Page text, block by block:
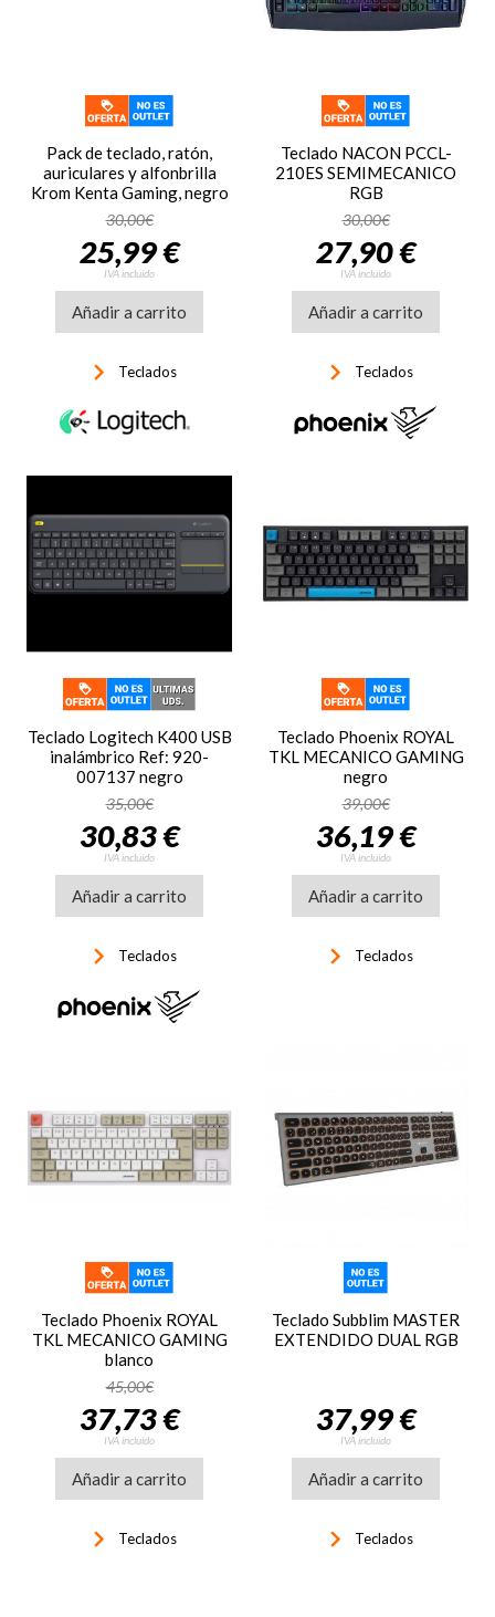
Pack de teclado, ratón,
auriculares y alfonbrilla
Krom Kenta Gaming, negro
30,00€
25,99 €
IVA incluido
Añadir a carrito
keyboard_arrow_right Teclados
Teclado NACON PCCL-
210ES SEMIMECANICO
RGB
30,00€
27,90 €
IVA incluido
Añadir a carrito
keyboard_arrow_right Teclados
Teclado Logitech K400 USB
inalámbrico Ref: 920-
007137 negro
35,00€
30,83 €
IVA incluido
Añadir a carrito
keyboard_arrow_right Teclados
Teclado Phoenix ROYAL
TKL MECANICO GAMING
negro
39,00€
36,19 €
IVA incluido
Añadir a carrito
keyboard_arrow_right Teclados
Teclado Phoenix ROYAL
TKL MECANICO GAMING
blanco
45,00€
37,73 €
IVA incluido
Añadir a carrito
keyboard_arrow_right Teclados
Teclado Subblim MASTER
EXTENDIDO DUAL RGB
37,99 €
IVA incluido
Añadir a carrito
keyboard_arrow_right Teclados